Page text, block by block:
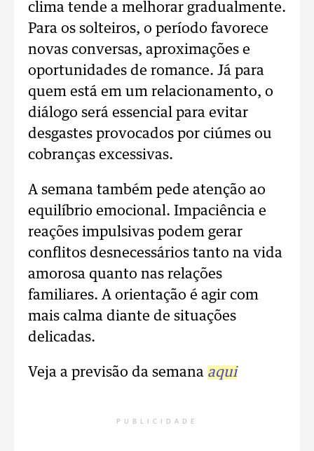
clima tende a melhorar gradualmente.
Para os solteiros, o período favorece
novas conversas, aproximações e
oportunidades de romance. Já para
quem está em um relacionamento, o
diálogo será essencial para evitar
desgastes provocados por ciúmes ou
cobranças excessivas.
A semana também pede atenção ao
equilíbrio emocional. Impaciência e
reações impulsivas podem gerar
conflitos desnecessários tanto na vida
amorosa quanto nas relações
familiares. A orientação é agir com
mais calma diante de situações
delicadas.
Veja a previsão da semana aqui
PUBLICIDADE